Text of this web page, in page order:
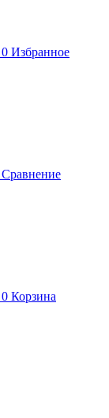
0 Избранное
Сравнение
0 Корзина